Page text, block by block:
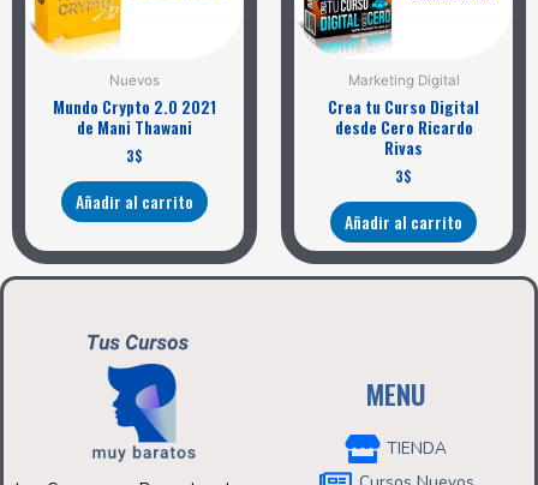
Nuevos
Mundo Crypto 2.0 2021
de Mani Thawani
3$
Añadir al carrito
Marketing Digital
Crea tu Curso Digital
desde Cero Ricardo
Rivas
3$
Añadir al carrito
MENU
TIENDA